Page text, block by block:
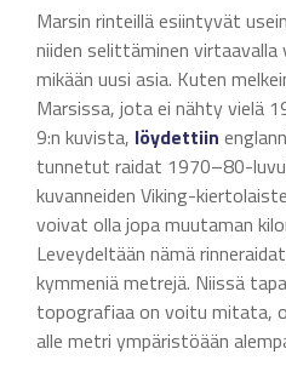
Marsin rinteillä esiintyvät
niiden selittäminen virtaavalla
mikään uusi asia. Kuten
Marsissa, jota ei nähty vielä
9:n kuvista, löydettiin
tunnetut raidat 1970–80-
kuvanneiden Viking-
voivat olla jopa muutaman
Leveydeltään nämä
kymmeniä metrejä. Niissä
topografiaa on voitu mitata,
alle metri ympäristöään